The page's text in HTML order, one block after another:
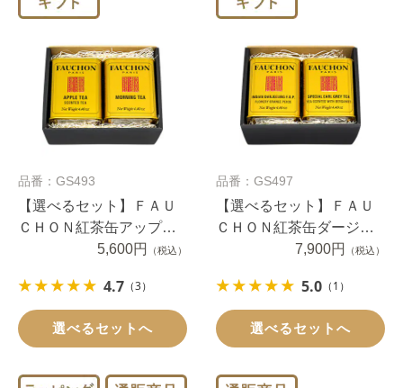
品番：GS493
【選べるセット】ＦＡＵ
ＣＨＯＮ紅茶缶アップ
ル・モーニング２缶
5,600円 （税込）
4.7 （3）
選べるセットへ
品番：GS497
【選べるセット】ＦＡＵ
ＣＨＯＮ紅茶缶ダージリ
ンと選べるアールグレ
ンブレンド２缶
7,900円 （税込）
5.0 （1）
選べるセットへ